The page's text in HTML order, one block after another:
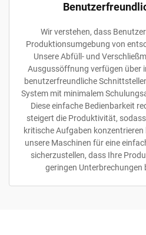
Wir verstehen, dass
Produktionsumgebung von
Unsere Abfüll- und
Ausgussöffnung verfügen über
benutzerfreundliche
System mit minimalem
Diese einfache Bedienbarkeit
steigert die Produktivität,
kritische Aufgaben
unsere Maschinen für eine
sicherzustellen, dass Ihre
geringen Unterbrechungen